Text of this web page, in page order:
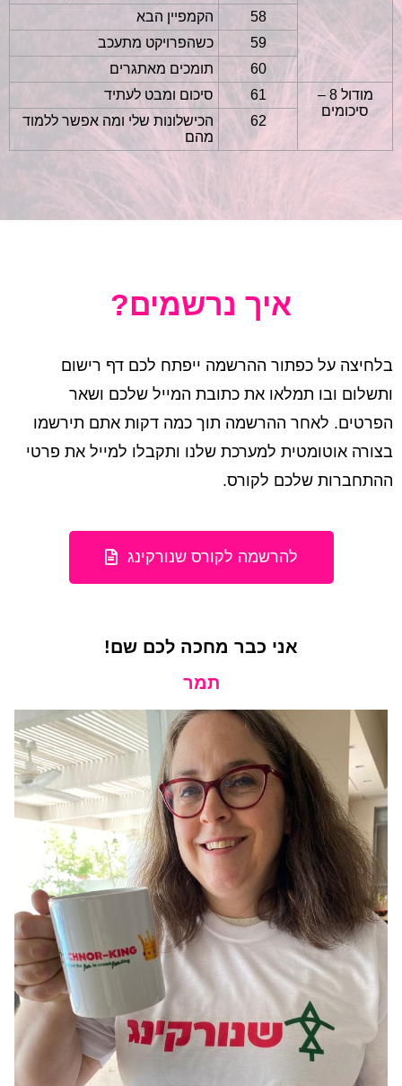
58
הקמפיין הבא
59
כשהפרויקט מתעכב
60
תומכים מאתגרים
מודול 8 –
סיכומים
61
סיכום ומבט לעתיד
62
הכישלונות שלי ומה אפשר ללמוד
מהם
איך נרשמים?
בלחיצה על כפתור ההרשמה ייפתח לכם דף רישום
ותשלום ובו תמלאו את כתובת המייל שלכם ושאר
הפרטים. לאחר ההרשמה תוך כמה דקות אתם תירשמו
בצורה אוטומטית למערכת שלנו ותקבלו למייל את פרטי
ההתחברות שלכם לקורס.
להרשמה לקורס שנורקינג
אני כבר מחכה לכם שם!
תמר